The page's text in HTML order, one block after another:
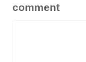
comment